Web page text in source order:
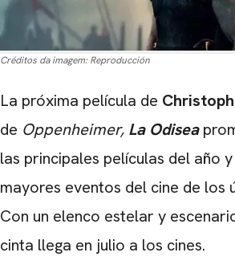
Créditos da imagem: Reproducción
La próxima película de
de Oppenheimer, La Odisea
las principales películas del año
mayores eventos del cine de los
Con un elenco estelar y
cinta llega en julio a los cines.